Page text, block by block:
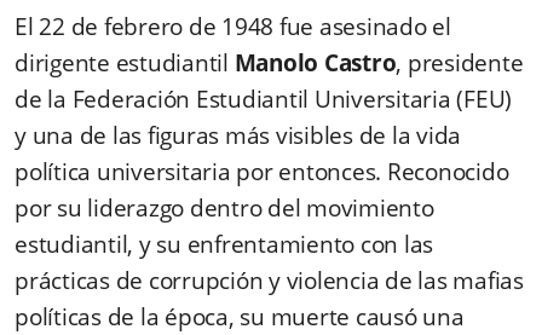
El 22 de febrero de 1948 fue asesinado el
dirigente estudiantil Manolo Castro, presidente
de la Federación Estudiantil Universitaria (FEU)
y una de las figuras más visibles de la vida
política universitaria por entonces. Reconocido
por su liderazgo dentro del movimiento
estudiantil, y su enfrentamiento con las
prácticas de corrupción y violencia de las mafias
políticas de la época, su muerte causó una